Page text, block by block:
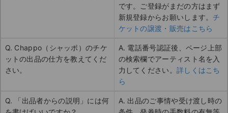
です。ご登録がまだの方はまず
新規登録からお願いします。 チ
ケットの譲渡・販売はこちら
Q. Chappo（シャッポ）のチケ
ットの出品の仕方を教えてくだ
さい。
A. 電話番号認証後、ページ上部
の検索欄でアーティスト名を入
力してください。 詳しくはこち
ら
Q. 「出品者からの説明」には何
A. 出品のご事情や受け渡し時の